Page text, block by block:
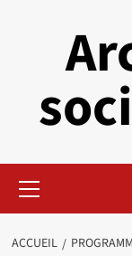
principal
ACCUEIL